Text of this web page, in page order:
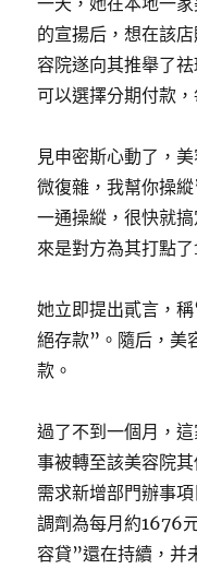
的宣揚后，想在該
容院遂向其推舉了
可以選擇分期付款
見申密斯心動了，
微復雜，我幫你操
一通操縱，很快就
來是對方為其打點
她立即提出貳言，
絕存款”。隨后，美
款。
過了不到一個月，
事被轉至該美容院
需求新增部門辦事
調劑為每月約1676
容貸”還在持續，并